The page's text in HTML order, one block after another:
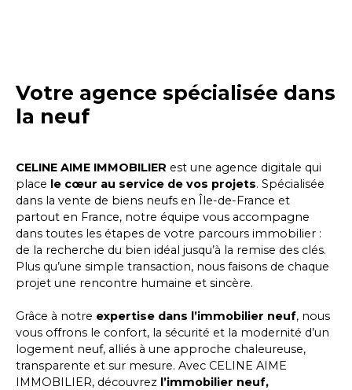
Votre agence spécialisée dans
la neuf
CELINE AIME IMMOBILIER est une agence digitale qui
place le cœur au service de vos projets. Spécialisée
dans la vente de biens neufs en Île-de-France et
partout en France, notre équipe vous accompagne
dans toutes les étapes de votre parcours immobilier :
de la recherche du bien idéal jusqu’à la remise des clés.
Plus qu’une simple transaction, nous faisons de chaque
projet une rencontre humaine et sincère.
Grâce à notre expertise dans l’immobilier neuf, nous
vous offrons le confort, la sécurité et la modernité d’un
logement neuf, alliés à une approche chaleureuse,
transparente et sur mesure. Avec CELINE AIME
IMMOBILIER, découvrez l’immobilier neuf,